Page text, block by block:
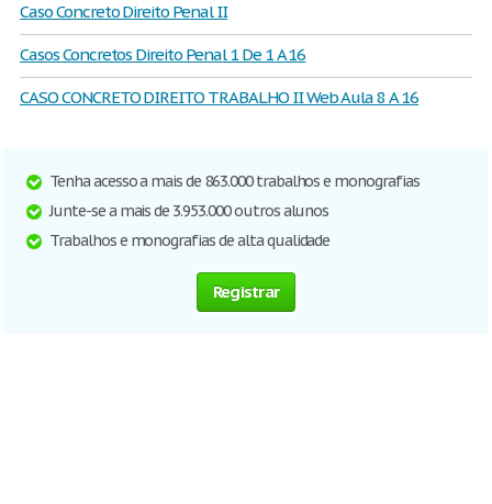
Caso Concreto Direito Penal II
Casos Concretos Direito Penal 1 De 1 A 16
CASO CONCRETO DIREITO TRABALHO II Web Aula 8 A 16
Tenha acesso a mais de 863.000 trabalhos e monografias
Junte-se a mais de 3.953.000 outros alunos
Trabalhos e monografias de alta qualidade
Registrar